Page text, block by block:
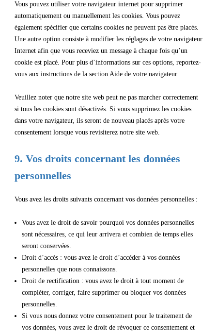
Vous pouvez utiliser votre navigateur internet pour supprimer
automatiquement ou manuellement les cookies. Vous pouvez
également spécifier que certains cookies ne peuvent pas être placés.
Une autre option consiste à modifier les réglages de votre navigateur
Internet afin que vous receviez un message à chaque fois qu’un
cookie est placé. Pour plus d’informations sur ces options, reportez-
vous aux instructions de la section Aide de votre navigateur.
Veuillez noter que notre site web peut ne pas marcher correctement
si tous les cookies sont désactivés. Si vous supprimez les cookies
dans votre navigateur, ils seront de nouveau placés après votre
consentement lorsque vous revisiterez notre site web.
9. Vos droits concernant les données
personnelles
Vous avez les droits suivants concernant vos données personnelles :
Vous avez le droit de savoir pourquoi vos données personnelles
sont nécessaires, ce qui leur arrivera et combien de temps elles
seront conservées.
Droit d’accès : vous avez le droit d’accéder à vos données
personnelles que nous connaissons.
Droit de rectification : vous avez le droit à tout moment de
compléter, corriger, faire supprimer ou bloquer vos données
personnelles.
Si vous nous donnez votre consentement pour le traitement de
vos données, vous avez le droit de révoquer ce consentement et